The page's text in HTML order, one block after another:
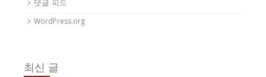
댓글 피드
WordPress.org
최신 글